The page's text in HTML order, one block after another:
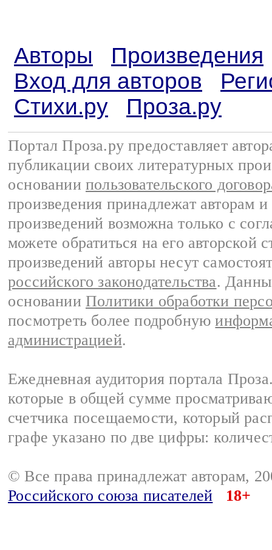
Авторы
Произведения
Вход для авторов
Стихи.ру
Проза.ру
Портал Проза.ру предоставляет
публикации своих литературных
основании пользовательского
произведения принадлежат авторам
произведений возможна только с
можете обратиться на его авторской
произведений авторы несут
российского законодательства.
основании Политики обработки
посмотреть более подробную
администрацией.
Ежедневная аудитория портала
которые в общей сумме
счетчика посещаемости, который
графе указано по две цифры:
© Все права принадлежат авторам,
Российского союза писателей
18+